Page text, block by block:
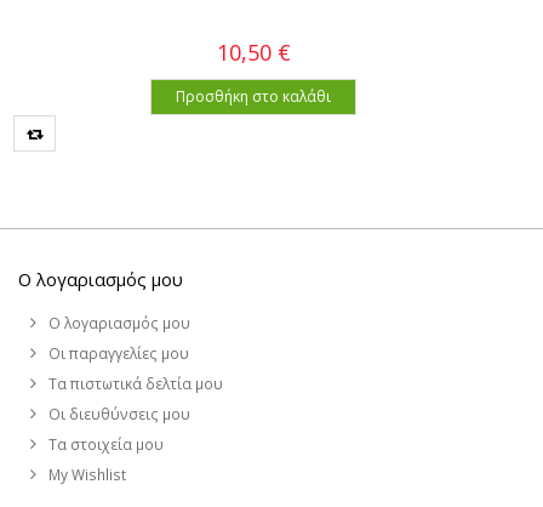
10,50 €
Προσθήκη στο καλάθι
Ο λογαριασμός μου
Ο λογαριασμός μου
Οι παραγγελίες μου
Τα πιστωτικά δελτία μου
Οι διευθύνσεις μου
Τα στοιχεία μου
My Wishlist